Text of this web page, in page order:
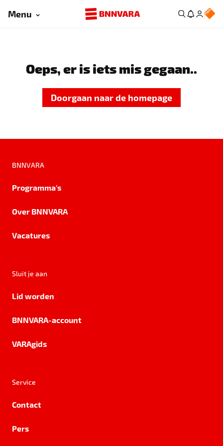
Menu
Oeps, er is iets mis gegaan..
Doorgaan naar de homepage
BNNVARA
Programma's
Over BNNVARA
Vacatures
Sluit je aan
Lid worden
BNNVARA-account
VARAgids
Service
Contact
Pers